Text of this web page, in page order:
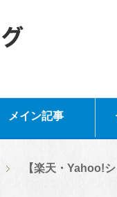
メイン記事
【楽天・Yahoo!